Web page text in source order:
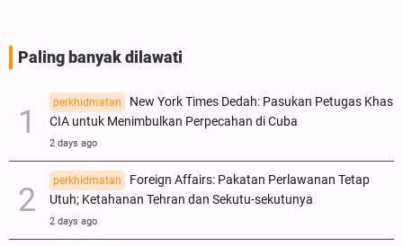
Paling banyak dilawati
perkhidmatan
New York Times Dedah: Pasukan Petugas Khas
CIA untuk Menimbulkan Perpecahan di Cuba
2 days ago
perkhidmatan
Foreign Affairs: Pakatan Perlawanan Tetap
Utuh; Ketahanan Tehran dan Sekutu-sekutunya
2 days ago